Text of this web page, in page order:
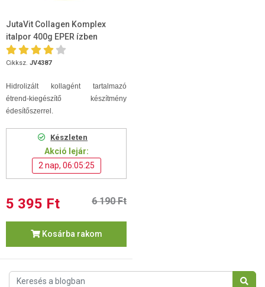
JutaVit Collagen Komplex
italpor 400g EPER ízben
Cikksz. JV4387
Hidrolizált kollagént tartalmazó
étrend-kiegészítő készítmény
édesítőszerrel.
Készleten
Akció lejár:
2 nap, 06:05:24
5 395 Ft 6 190 Ft
Kosárba rakom